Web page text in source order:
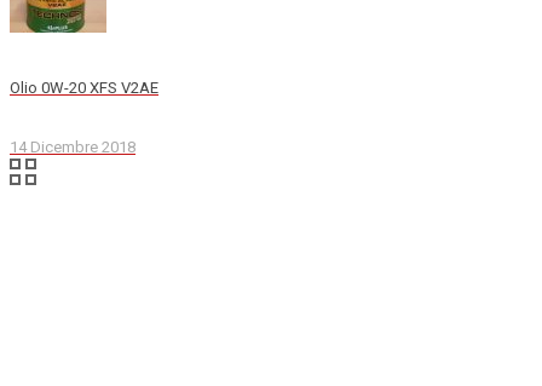
Olio 0W-20 XFS V2AE
14 Dicembre 2018